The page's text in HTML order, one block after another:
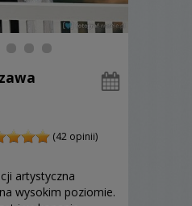
(42 opinii)
artystyczna
wysokim poziomie.